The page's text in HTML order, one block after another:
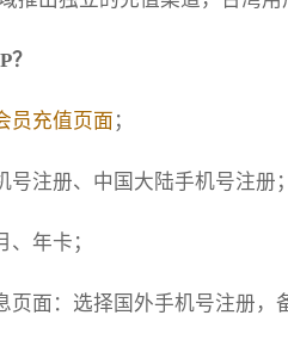
员充值页面 ；
号注册、中国大陆手机号注册
年卡；
页面：选择国外手机号注册